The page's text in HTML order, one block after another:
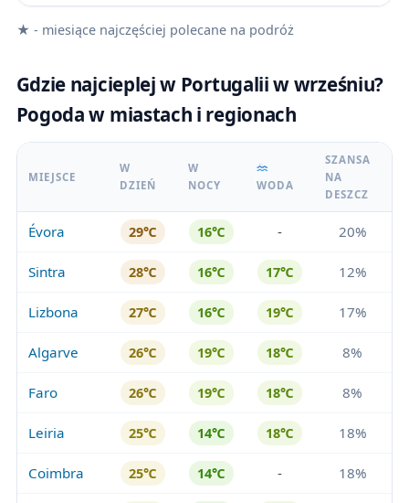
★ - miesiące najczęściej polecane na podróż
Gdzie najcieplej w Portugalii w wrześniu?
Pogoda w miastach i regionach
MIEJSCE
W
DZIEŃ
W
NOCY
WODA
SZANSA
NA
DESZCZ
Évora 29℃ 16℃ - 20%
Sintra 28℃ 16℃ 17℃ 12%
Lizbona 27℃ 16℃ 19℃ 17%
Algarve 26℃ 19℃ 18℃ 8%
Faro 26℃ 19℃ 18℃ 8%
Leiria 25℃ 14℃ 18℃ 18%
Coimbra 25℃ 14℃ - 18%